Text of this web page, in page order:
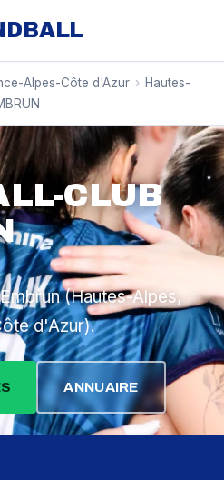
Alpes-Côte d'Azur › Hautes-
CLUB
(Hautes-Alpes,
d'Azur).
ANNUAIRE